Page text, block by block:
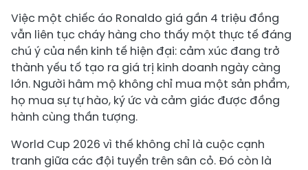
Việc một chiếc áo Ronaldo giá gần 4 triệu đồng
vẫn liên tục cháy hàng cho thấy một thực tế đáng
chú ý của nền kinh tế hiện đại: cảm xúc đang trở
thành yếu tố tạo ra giá trị kinh doanh ngày càng
lớn. Người hâm mộ không chỉ mua một sản phẩm,
họ mua sự tự hào, ký ức và cảm giác được đồng
hành cùng thần tượng.
World Cup 2026 vì thế không chỉ là cuộc cạnh
tranh giữa các đội tuyển trên sân cỏ. Đó còn là